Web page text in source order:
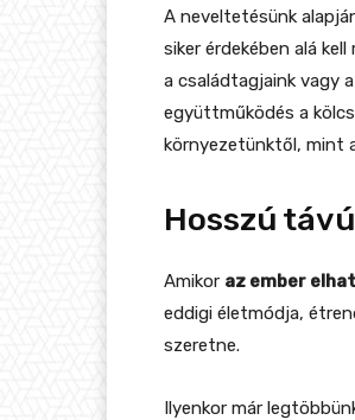
A neveltetésünk
siker érdekében alá
a családtagjaink vagy
együttműködés a
környezetünktől, mint
Hosszú
Amikor az ember
eddigi életmódja,
szeretne.
Ilyenkor már